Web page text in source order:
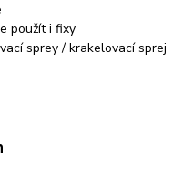
použít i fixy
sprey / krakelovací sprej